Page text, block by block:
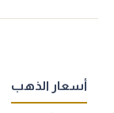
أسعار الذهب